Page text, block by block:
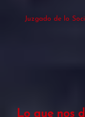
Juzgado de lo
Lo que nos